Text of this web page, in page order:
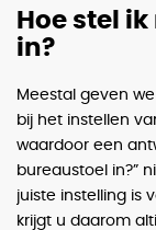
Hoe stel
in?
Meestal geven
bij het instellen
waardoor een
bureaustoel in?”
juiste instelling is
krijgt u daarom